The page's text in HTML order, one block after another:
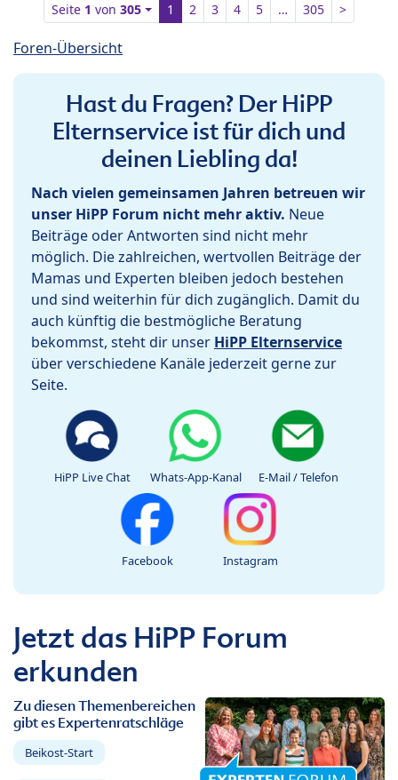
Seite 1 von305 1 2 3 4 5 … 305 >
Foren-Übersicht
Hast du Fragen? Der HiPP
Elternservice ist für dich und
deinen Liebling da!
Nach vielen gemeinsamen Jahren betreuen wir
unser HiPP Forum nicht mehr aktiv. Neue
Beiträge oder Antworten sind nicht mehr
möglich. Die zahlreichen, wertvollen Beiträge der
Mamas und Experten bleiben jedoch bestehen
und sind weiterhin für dich zugänglich. Damit du
auch künftig die bestmögliche Beratung
bekommst, steht dir unser HiPP Elternservice
über verschiedene Kanäle jederzeit gerne zur
Seite.
HiPP Live Chat Whats-App-Kanal E-Mail / Telefon
Facebook Instagram
Jetzt das HiPP Forum
erkunden
Zu diesen Themenbereichen
gibt es Expertenratschläge
Beikost-Start